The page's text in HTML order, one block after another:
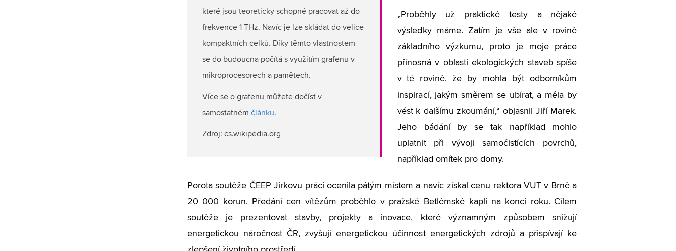
které jsou teoreticky schopné pracovat až do
frekvence 1 THz. Navíc je lze skládat do velice
kompaktních celků. Díky těmto vlastnostem
se do budoucna počítá s využitím grafenu v
mikroprocesorech a pamětech.
Více se o grafenu můžete dočíst v
samostatném článku.
Zdroj: cs.wikipedia.org
„Proběhly už praktické testy a nějaké
výsledky máme. Zatím je vše ale v rovině
základního výzkumu, proto je moje práce
přínosná v oblasti ekologických staveb spíše
v té rovině, že by mohla být odborníkům
inspirací, jakým směrem se ubírat, a měla by
vést k dalšímu zkoumání,“ objasnil Jiří Marek.
Jeho bádání by se tak například mohlo
uplatnit při vývoji samočistících povrchů,
například omítek pro domy.
Porota soutěže ČEEP Jirkovu práci ocenila pátým místem a navíc získal cenu rektora VUT v Brně a
20 000 korun. Předání cen vítězům proběhlo v pražské Betlémské kapli na konci roku. Cílem
soutěže je prezentovat stavby, projekty a inovace, které významným způsobem snižují
energetickou náročnost ČR, zvyšují energetickou účinnost energetických zdrojů a přispívají ke